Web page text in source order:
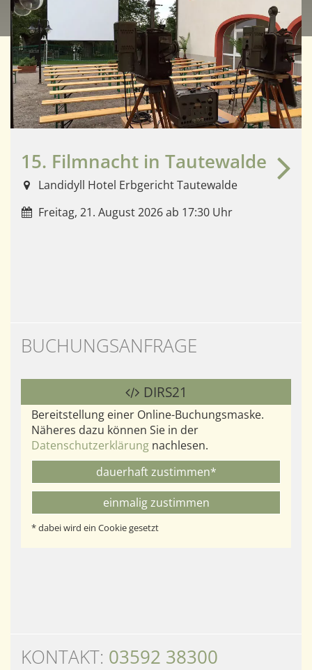
15. Filmnacht in Tautewalde
Landidyll Hotel Erbgericht Tautewalde
Freitag, 21. August 2026 ab 17:30 Uhr
BUCHUNGSANFRAGE
DIRS21
Bereitstellung einer Online-Buchungsmaske.
Näheres dazu können Sie in der
Datenschutzerklärung nachlesen.
dauerhaft zustimmen*
einmalig zustimmen
* dabei wird ein Cookie gesetzt
KONTAKT: 03592 38300